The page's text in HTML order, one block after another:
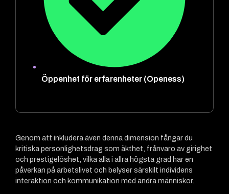
Öppenhet för erfarenheter (Openess)
Genom att inkludera även denna dimension fångar du
kritiska personlighetsdrag som äkthet, frånvaro av girighet
och prestigelöshet, vilka alla i allra högsta grad har en
påverkan på arbetslivet och belyser särskilt individens
interaktion och kommunikation med andra människor.